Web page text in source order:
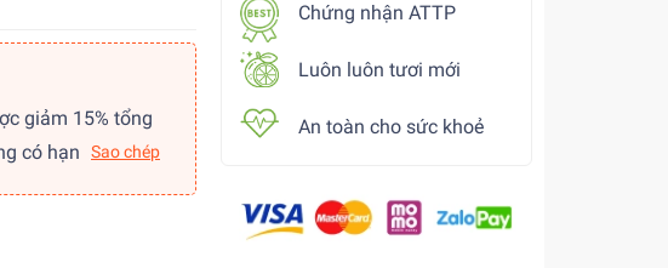
giảm 15% tổng
có hạn
Sao chép
Chứng nhận ATTP
Luôn luôn tươi mới
An toàn cho sức khoẻ